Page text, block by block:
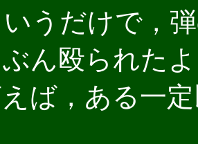
うだけで，
ん殴られた
ば，ある一